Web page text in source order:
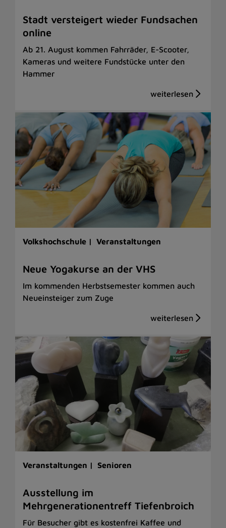
Stadt versteigert wieder Fundsachen
online
Ab 21. August kommen Fahrräder, E-Scooter,
Kameras und weitere Fundstücke unter den
Hammer
Volkshochschule | Veranstaltungen
Neue Yogakurse an der VHS
Im kommenden Herbstsemester kommen auch
Neueinsteiger zum Zuge
Veranstaltungen | Senioren
Ausstellung im
Mehrgenerationentreff Tiefenbroich
Für Besucher gibt es kostenfrei Kaffee und